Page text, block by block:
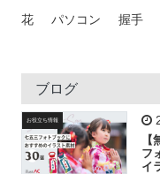
花 パソコン 握手
吹き出し
飛行機 グラフ ビル
歩く 工場 会社
ブログ
お役立ち情報
フ
イ